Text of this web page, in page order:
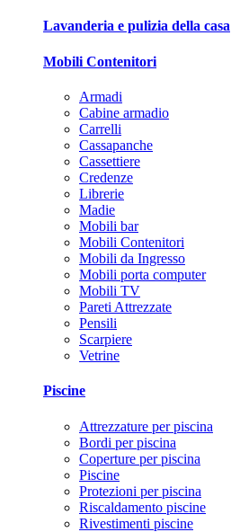
Lavanderia e pulizia della casa
Mobili Contenitori
Armadi
Cabine armadio
Carrelli
Cassapanche
Cassettiere
Credenze
Librerie
Madie
Mobili bar
Mobili Contenitori
Mobili da Ingresso
Mobili porta computer
Mobili TV
Pareti Attrezzate
Pensili
Scarpiere
Vetrine
Piscine
Attrezzature per piscina
Bordi per piscina
Coperture per piscina
Piscine
Protezioni per piscina
Riscaldamento piscine
Rivestimenti piscine